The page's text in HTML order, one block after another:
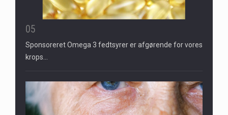
05
Sponsoreret Omega 3 fedtsyrer er afgørende for vores
krops…